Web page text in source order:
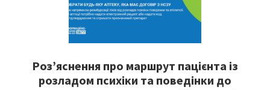
Роз’яснення про маршрут пацієнта із
розладом психіки та поведінки до